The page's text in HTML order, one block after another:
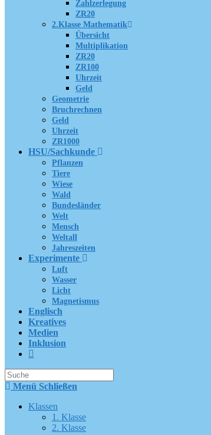
Zahlzerlegung
ZR20
2.Klasse Mathematik
Übersicht
Multiplikation
ZR20
ZR100
Uhrzeit
Geld
Geometrie
Bruchrechnen
Geld
Uhrzeit
ZR1000
HSU/Sachkunde
Pflanzen
Tiere
Wiese
Wald
Bundesländer
Welt
Mensch
Weltall
Jahreszeiten
Experimente
Luft
Wasser
Licht
Magnetismus
Englisch
Kreatives
Medien
Inklusion
Suche
nach:
Menü Schließen
Klassen
1. Klasse
2. Klasse